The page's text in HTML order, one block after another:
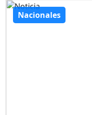
Nacionales